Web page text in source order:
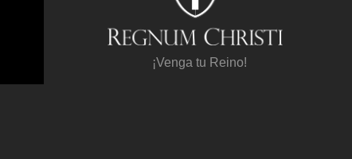
¡Venga tu Reino!